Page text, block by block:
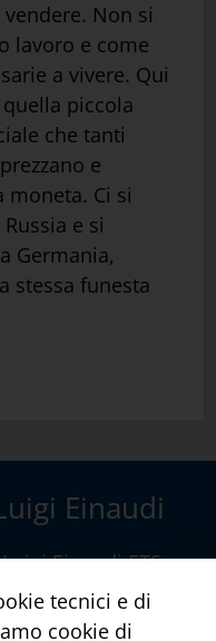
Non si
lavoro e come
a vivere. Qui
piccola
che tanti
e
Ci si
e si
Germania,
stessa funesta
Einaudi
Einaudi ETS
10 – Roma